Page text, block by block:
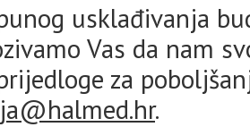
usklađivanja
Vas da nam
za
.